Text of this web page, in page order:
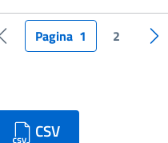
Pagina precedente
Pagina 1 2
CSV